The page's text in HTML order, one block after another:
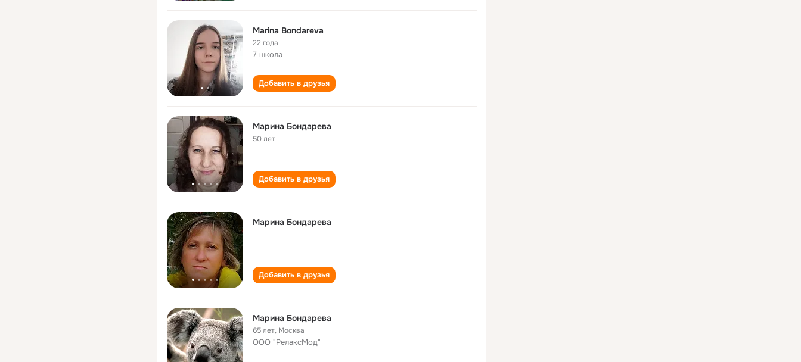
Marina Bondareva
22 года
7 школа
Добавить в друзья
Марина Бондарева
50 лет
Добавить в друзья
Марина Бондарева
Добавить в друзья
Марина Бондарева
65 лет, Москва
ООО "РелаксМод"